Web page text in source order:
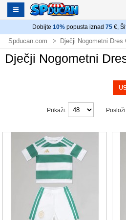
Dobijte 10% popusta iznad 75 €,
Spducan.com Dječji Nogometni Dres
Dječji Nogometni
Prikaži: